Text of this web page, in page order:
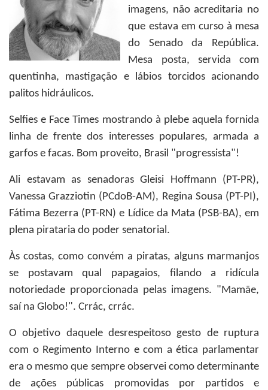
imagens, não acreditaria no
que estava em curso à mesa
do Senado da República.
Mesa posta, servida com
quentinha, mastigação e lábios torcidos acionando
palitos hidráulicos.
Selfies e Face Times mostrando à plebe aquela fornida
linha de frente dos interesses populares, armada a
garfos e facas. Bom proveito, Brasil "progressista"!
Ali estavam as senadoras Gleisi Hoffmann (PT-PR),
Vanessa Grazziotin (PCdoB-AM), Regina Sousa (PT-PI),
Fátima Bezerra (PT-RN) e Lídice da Mata (PSB-BA), em
plena pirataria do poder senatorial.
Às costas, como convém a piratas, alguns marmanjos
se postavam qual papagaios, filando a ridícula
notoriedade proporcionada pelas imagens. "Mamãe,
saí na Globo!". Crrác, crrác.
O objetivo daquele desrespeitoso gesto de ruptura
com o Regimento Interno e com a ética parlamentar
era o mesmo que sempre observei como determinante
de ações públicas promovidas por partidos e